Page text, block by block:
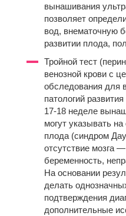
вынашивания
позволяет
вод, внематочную
развитии плода,
Тройной тест
венозной крови с
обследования для
патологий
17-18 неделе
могут указывать
плода (синдром
отсутствие мозга
беременность,
На основании
делать
подтверждения
дополнительные